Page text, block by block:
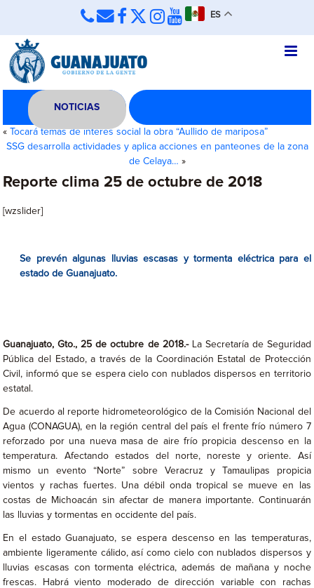
ES
NOTICIAS
«
Tocará temas de interés social la obra “Aullido de mariposa”
SSG desarrolla actividades y aplica acciones en panteones de la zona
de Celaya… »
Reporte clima 25 de octubre de 2018
[wzslider]
Se prevén algunas lluvias escasas y tormenta eléctrica para el
estado de Guanajuato.
Guanajuato, Gto., 25 de octubre de 2018.- La Secretaría de Seguridad
Pública del Estado, a través de la Coordinación Estatal de Protección
Civil, informó que se espera cielo con nublados dispersos en territorio
estatal.
De acuerdo al reporte hidrometeorológico de la Comisión Nacional del
Agua (CONAGUA), en la región central del país el frente frío número 7
reforzado por una nueva masa de aire frío propicia descenso en la
temperatura. Afectando estados del norte, noreste y oriente. Así
mismo un evento “Norte” sobre Veracruz y Tamaulipas propicia
vientos y rachas fuertes. Una débil onda tropical se mueve en las
costas de Michoacán sin afectar de manera importante. Continuarán
las lluvias y tormentas en occidente del país.
En el estado Guanajuato, se espera descenso en las temperaturas,
ambiente ligeramente cálido, así como cielo con nublados dispersos y
lluvias escasas con tormenta eléctrica, además de mañana y noche
frescas. Habrá viento moderado de dirección variable con rachas